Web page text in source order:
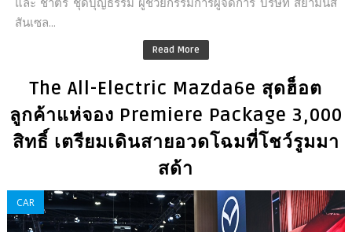
สันเซล...
Read More
The All-Electric Mazda6e สุดฮ็อต
ลูกค้าแห่จอง Premiere Package 3,000
สิทธิ์ เตรียมเดินสายอวดโฉมที่โชว์รูมมา
สด้า
CAR